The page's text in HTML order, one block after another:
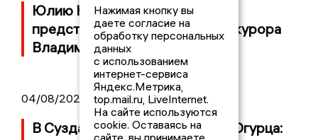
Юлию Калистову официально
представили в должности прокурора
Владимирской области
04/08/2026 09:01
В Суздале прошёл Фестиваль Огурца:
Нажимая кнопку вы
даете согласие на
обработку персональных
данных
с использованием
интернет-сервиса
Яндекс.Метрика,
top.mail.ru, LiveInternet.
На сайте используются
cookie. Оставаясь на
сайте, вы принимаете